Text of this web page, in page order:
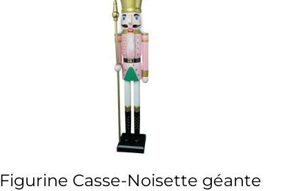
Figurine Casse-Noisette géante